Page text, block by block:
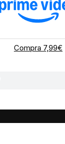
Compra 7,99€